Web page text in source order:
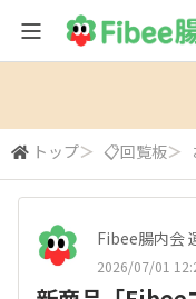
トップ＞ 📋回覧板＞
Fibee腸内会
2026/07/01